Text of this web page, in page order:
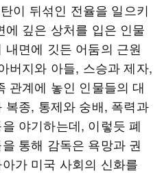
이 뒤섞인 전율을 일으키
깊은 상처를 입은 인물
면에 깃든 어둠의 근원
버지와 아들, 스승과 제자,
관계에 놓인 인물들의 대
복종, 통제와 숭배, 폭력과
야기하는데, 이렇듯 폐
통해 감독은 욕망과 권
가 미국 사회의 신화를